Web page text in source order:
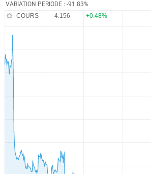
VARIATION PERIODE : -91.83%
COURS 4.156 +0.48%